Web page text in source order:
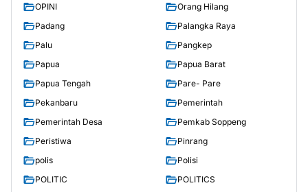
OPINI
Orang Hilang
Padang
Palangka Raya
Palu
Pangkep
Papua
Papua Barat
Papua Tengah
Pare- Pare
Pekanbaru
Pemerintah
Pemerintah Desa
Pemkab Soppeng
Peristiwa
Pinrang
polis
Polisi
POLITIC
POLITICS